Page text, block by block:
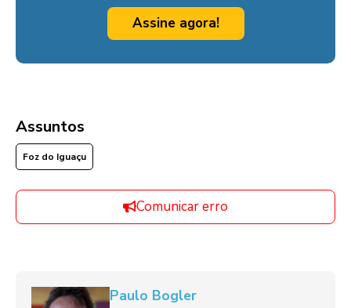
Assine agora!
Assuntos
Foz do Iguaçu
Comunicar erro
Paulo Bogler